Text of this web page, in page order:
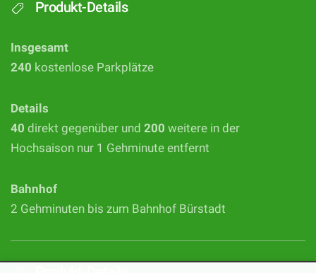
Produkt-Details
Insgesamt
240 kostenlose Parkplätze
Details
40 direkt gegenüber und 200 weitere in der
Hochsaison nur 1 Gehminute entfernt
Bahnhof
2 Gehminuten bis zum Bahnhof Bürstadt